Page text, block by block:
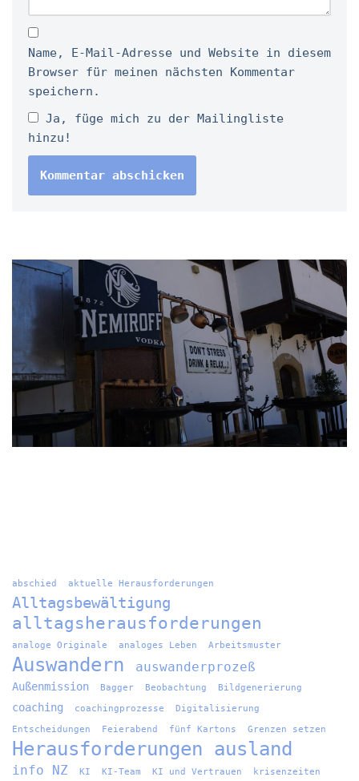
Name, E-Mail-Adresse und Website in diesem
Browser für meinen nächsten Kommentar
speichern.
Ja, füge mich zu der Mailingliste
hinzu!
abschied aktuelle Herausforderungen
Alltagsbewältigung
alltagsherausforderungen
analoge Originale analoges Leben Arbeitsmuster
Auswandern auswanderprozeß
Außenmission Bagger Beobachtung Bildgenerierung
coaching coachingprozesse
Digitalisierung
Entscheidungen
Feierabend fünf Kartons Grenzen setzen
Herausforderungen ausland
info NZ KI KI-Team KI und Vertrauen krisenzeiten